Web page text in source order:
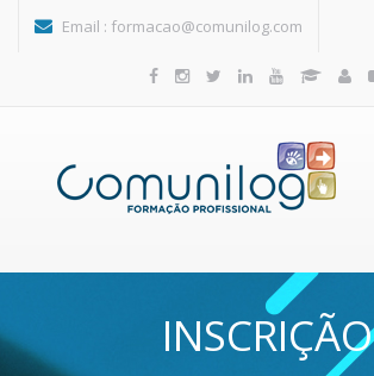
Email : formacao@comunilog.com
INSCRIÇÃO